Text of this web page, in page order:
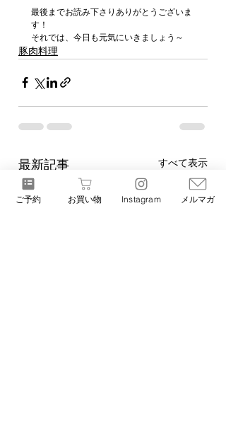
最後までお読み下さりありがとうございま
す！
それでは、今日も元気にいきましょう～
豚肉料理
最新記事 すべて表示
ご予約 お買い物 Instagram メルマガ